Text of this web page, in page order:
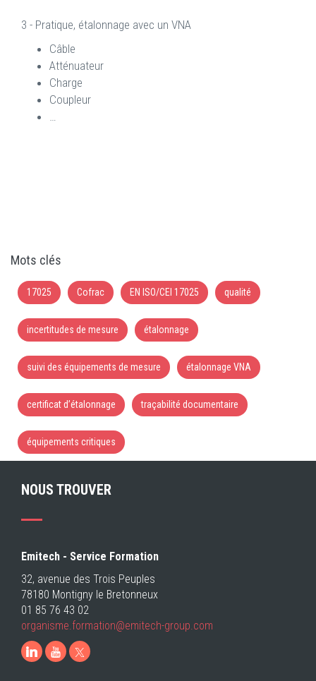
3 - Pratique, étalonnage avec un VNA
Câble
Atténuateur
Charge
Coupleur
…
Mots clés
17025 Cofrac EN ISO/CEI 17025 qualité
incertitudes de mesure étalonnage
suivi des équipements de mesure étalonnage VNA
certificat d’étalonnage traçabilité documentaire
équipements critiques
NOUS TROUVER
Emitech - Service Formation
32, avenue des Trois Peuples
78180 Montigny le Bretonneux
01 85 76 43 02
organisme.formation@emitech-group.com
LinkedIn
Youtube